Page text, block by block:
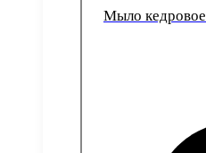
Мыло кедровое